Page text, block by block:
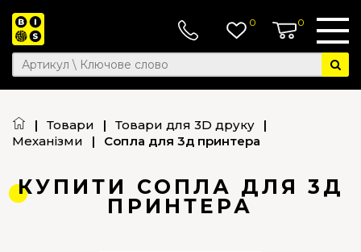
0 0
| Товари | Товари для 3D друку
|
Механізми
| Сопла для 3д принтера
КУПИТИ СОПЛА ДЛЯ 3Д
ПРИНТЕРА